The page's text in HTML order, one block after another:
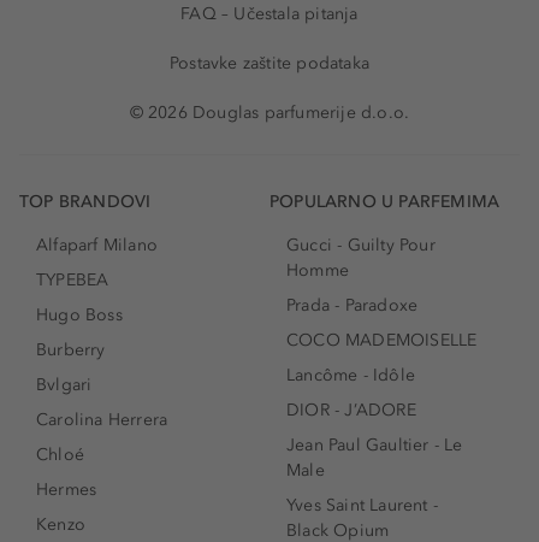
FAQ – Učestala pitanja
Postavke zaštite podataka
© 2026 Douglas parfumerije d.o.o.
TOP BRANDOVI
Alfaparf Milano
TYPEBEA
Hugo Boss
Burberry
Bvlgari
Carolina Herrera
Chloé
Hermes
Kenzo
POPULARNO U PARFEMIMA
Gucci - Guilty Pour
Homme
Prada - Paradoxe
COCO MADEMOISELLE
Lancôme - Idôle
DIOR - J’ADORE
Jean Paul Gaultier - Le
Male
Yves Saint Laurent -
Black Opium